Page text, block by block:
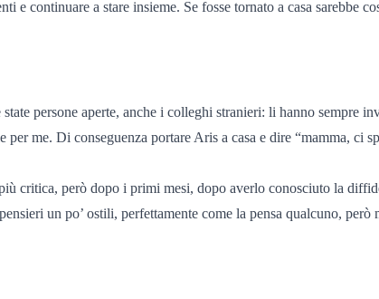
continuare a stare insieme. Se fosse tornato a casa sarebbe
persone aperte, anche i colleghi stranieri: li hanno sempre
me. Di conseguenza portare Aris a casa e dire “mamma, ci
critica, però dopo i primi mesi, dopo averlo conosciuto la
un po’ ostili, perfettamente come la pensa qualcuno,